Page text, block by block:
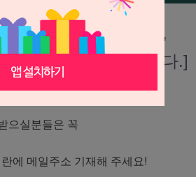
책은 자료형태이므로,
환불이 불가능합니다.]
으실분들은 꼭
에 메일주소 기재해 주세요!